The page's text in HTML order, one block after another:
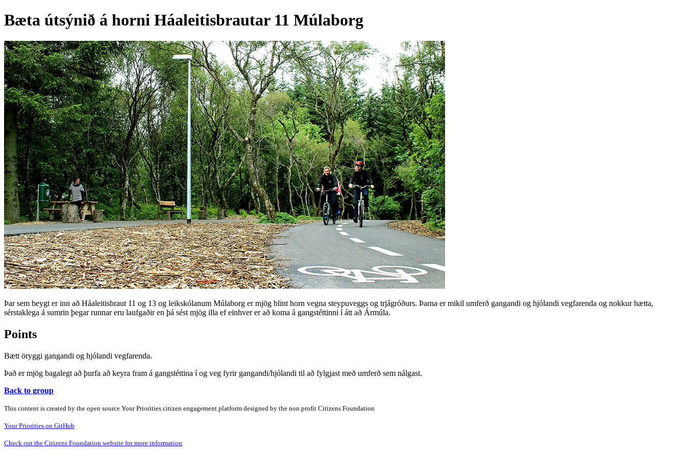
Bæta útsýnið á horni Háaleitisbrautar 11 Múlaborg
Þar sem beygt er inn að Háaleitisbraut 11 og 13 og leikskólanum Múlaborg er mjög blint horn vegna steypuveggs og trjágróðurs. Þarna er mikil umferð gangandi og hjólandi vegfarenda og nokkur hætta,
sérstaklega á sumrin þegar runnar eru laufgaðir en þá sést mjög illa ef einhver er að koma á gangstéttinni í átt að Ármúla.
Points
Bætt öryggi gangandi og hjólandi vegfarenda.
Það er mjög bagalegt að þurfa að keyra fram á gangstéttina í og veg fyrir gangandi/hjólandi til að fylgjast með umferð sem nálgast.
Back to group
This content is created by the open source Your Priorities citizen engagement platform designed by the non profit Citizens Foundation
Your Priorities on GitHub
Check out the Citizens Foundation website for more information